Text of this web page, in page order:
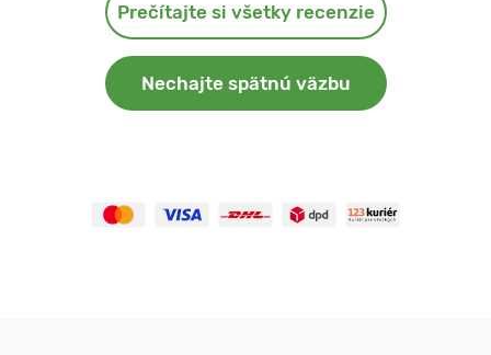
Prečítajte si všetky recenzie
Nechajte spätnú väzbu